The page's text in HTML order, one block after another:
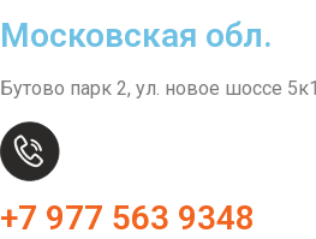
Московская обл.
Бутово парк 2, ул. новое шоссе 5к1
+7 977 563 9348